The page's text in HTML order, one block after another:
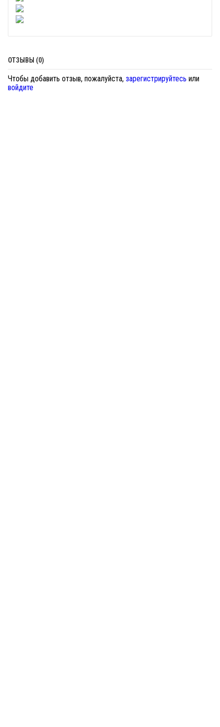
ОТЗЫВЫ (0)
Чтобы добавить отзыв, пожалуйста, зарегистрируйтесь или
войдите